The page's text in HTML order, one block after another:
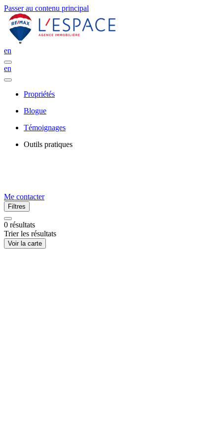
Passer au contenu principal
en
en
Propriétés
Blogue
Témoignages
Outils pratiques
Me contacter
Filtres
0 résultats
Trier les résultats
Voir la carte